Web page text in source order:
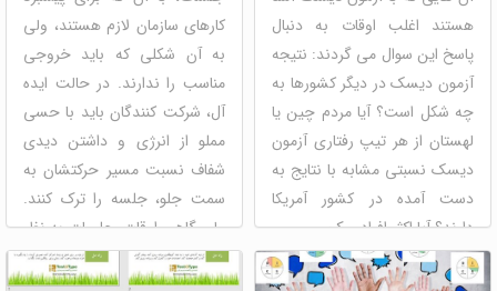
هستند اغلب اوقات به دنبال
پاسخ این سوال می گردند: نتیجه
آزمون دیسک در دیگر کشورها به
چه شکل است؟ آیا مردم چین یا
لهستان از هر تیپ رفتاری آزمون
دیسک نسبتی مشابه با نتایج به
دست آمده در کشور آمریکا
دارند؟ آیا اکثر افرادی ک ...
کارهای سازمان لازم هستند، ولی
به آن شکلی که باید خروجی
مناسب را ندارند. در حالت ایده
آل، شرکت کنندگان باید با حسی
مملو از انرژی و داشتن دیدی
شفاف نسبت مسیر حرکتشان به
سمت جلو، جلسه را ترک کنند.
ولی گاهی اوقات، جلسات به نظر
...